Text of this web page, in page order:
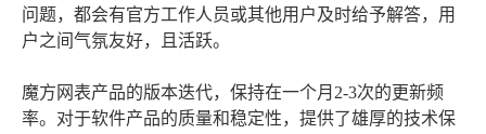
问题，都会有官方工作人员或其他用户及时给予解答，用
户之间气氛友好，且活跃。
魔方网表产品的版本迭代，保持在一个月2-3次的更新频
率。对于软件产品的质量和稳定性，提供了雄厚的技术保